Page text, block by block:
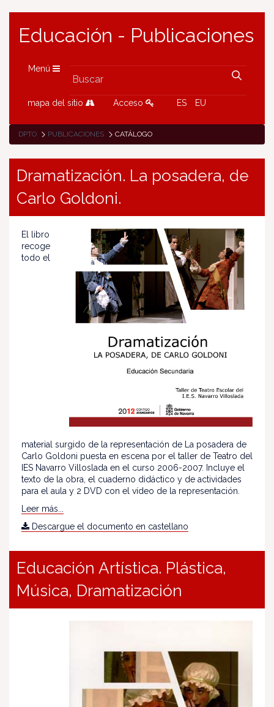
Educación - Publicaciones
Menú
mapa del sitio Acceso ES EU
DPTO PUBLICACIONES CATÁLOGO
Dramatización. La posadera, de
Carlo Goldoni.
El libro
recoge
todo el
material surgido de la representación de La posadera de
Carlo Goldoni puesta en escena por el taller de Teatro del
IES Navarro Villoslada en el curso 2006-2007. Incluye el
texto de la obra, el cuaderno didáctico y de actividades
para el aula y 2 DVD con el vídeo de la representación.
Leer más...
Descargue el documento en castellano
Educación Artística. Plástica,
Música, Dramatización